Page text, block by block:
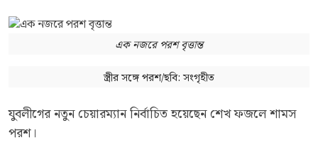
এক নজরে পরশ বৃত্তান্ত
স্ত্রীর সঙ্গে পরশ/ছবি: সংগৃহীত
যুবলীগের নতুন চেয়ারম্যান নির্বাচিত হয়েছেন শেখ ফজলে শামস
পরশ।